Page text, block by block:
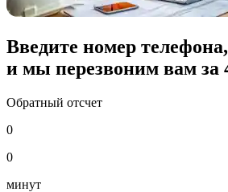
Введите номер телефона,
и мы перезвоним вам за
Обратный отсчет
0
0
минут